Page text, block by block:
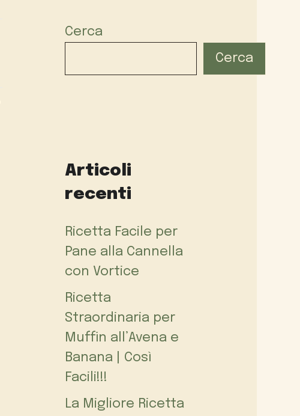
Cerca
Cerca
Articoli
recenti
Ricetta Facile per
Pane alla Cannella
con Vortice
Ricetta
Straordinaria per
Muffin all’Avena e
Banana | Così
Facili!!!
La Migliore Ricetta